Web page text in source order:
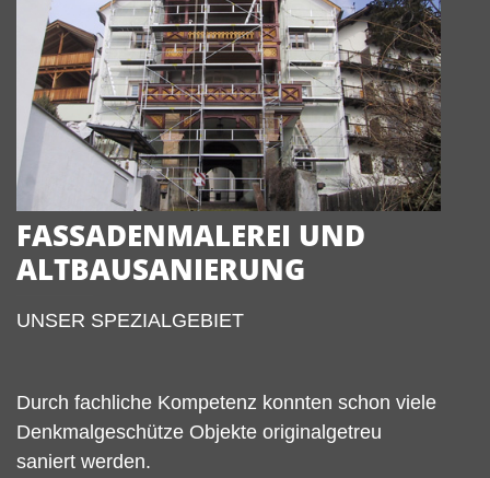
FASSADENMALEREI UND
ALTBAUSANIERUNG
UNSER SPEZIALGEBIET
Durch fachliche Kompetenz konnten schon viele
Denkmalgeschütze Objekte originalgetreu
saniert werden.